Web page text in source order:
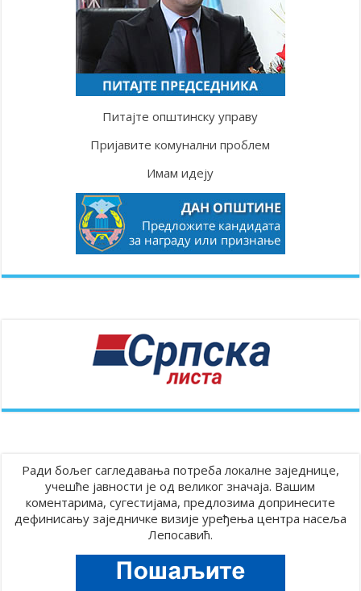
Питајте општинску управу
Пријавите комунални проблем
Имам идеју
Ради бољег сагледавања потреба локалне заједнице,
учешће јавности је од великог значаја. Вашим
коментарима, сугестијама, предлозима допринесите
дефинисању заједничке визије уређења центра насеља
Лепосавић.